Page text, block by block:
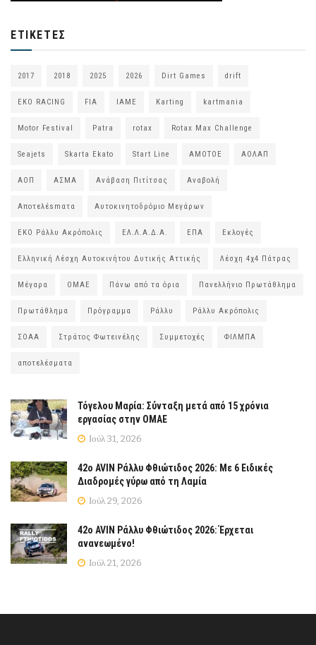
ΕΤΙΚΈΤΕΣ
2017 2018 2025 2026 Dirt Games drift
EKO RACING FIA IAME Karting kartmania
Motor Festival Patra rotax Rotax Max Challenge
Seajets Skarta Ekato Start Line ΑΜΟΤΟΕ ΑΟΛΑΠ
ΑΟΠ ΑΣΜΑ Ανάβαση Πιτίτσας Αναβολή
Αποτελέsmατα Αυτοκινητοδρόμιο Μεγάρων
ΕΚΟ Ράλλυ Ακρόπολις ΕΛ.Λ.Α.Δ.Α. ΕΠΑ Εκλογές
Ελληνική Λέσχη Αυτοκινήτου Δυτικής Αττικής Λέσχη 4χ4 Πάτρας
Μέγαρα ΟΜΑΕ Πάνω από τα όρια Πανελλήνιο Πρωτάθλημα
Πρωτάθλημα Πρόγραμμα Ράλλυ Ράλλυ Ακρόπολις
ΣΟΑΑ Στράτος Φωτεινέλης Συμμετοχές ΦΙΛΜΠΑ
αποτελέσματα
Τόγελου Μαρία: Σύνταξη μετά από 15 χρόνια
εργασίας στην ΟΜΑΕ
Ιούλ 31, 2026
42ο AVIN Ράλλυ Φθιώτιδος 2026: Με 6 Ειδικές
Διαδρομές γύρω από τη Λαμία
Ιούλ 29, 2026
42ο AVIN Ράλλυ Φθιώτιδος 2026: Έρχεται
ανανεωμένο!
Ιούλ 21, 2026